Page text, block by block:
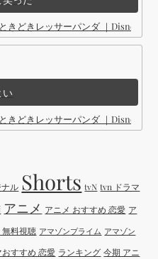
ときどきレッサーパンダ ｜Disney (
い
ときどきレッサーパンダ ｜Disney (
ル Shorts tvN tvn ドラマ
アニメ アニメ おすすめ 恋愛 ア
無料視聴 アマゾンプライム アマゾン
おすすめ 恋愛 ランキング 今期 アニ